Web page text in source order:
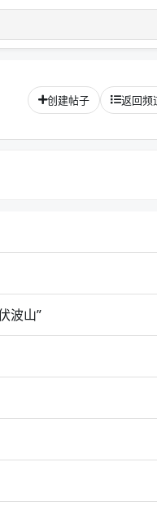
创建帖子 返回频
波山”